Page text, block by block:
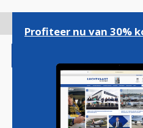
gaan
Profiteer nu van 30%